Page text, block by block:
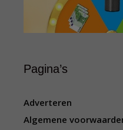
Pagina’s
Adverteren
Algemene